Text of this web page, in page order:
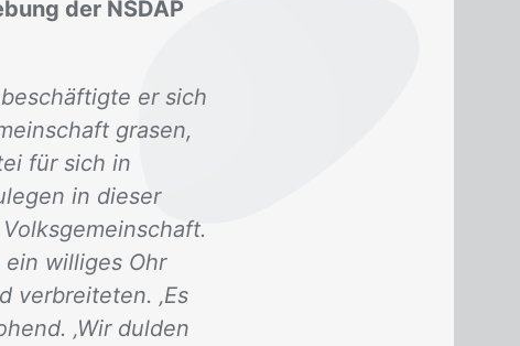
der NSDAP
er sich
grasen,
für sich in
in dieser
williges Ohr
verbreiteten. ‚Es
‚Wir dulden